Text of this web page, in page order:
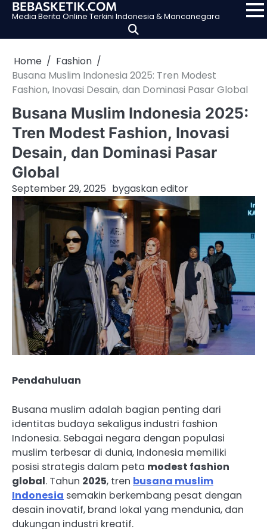
SkipBEBASKETIK.COM
Media Berita Online Terkini Indonesia & Mancanegara
Home
Fashion
Busana Muslim Indonesia 2025: Tren Modest
Fashion, Inovasi Desain, dan Dominasi Pasar Global
Busana Muslim Indonesia 2025:
Tren Modest Fashion, Inovasi
Desain, dan Dominasi Pasar
Global
September 29, 2025 bygaskan editor
Pendahuluan
Busana muslim adalah bagian penting dari
identitas budaya sekaligus industri fashion
Indonesia. Sebagai negara dengan populasi
muslim terbesar di dunia, Indonesia memiliki
posisi strategis dalam peta modest fashion
global. Tahun 2025, tren busana muslim
Indonesia semakin berkembang pesat dengan
desain inovatif, brand lokal yang mendunia, dan
dukungan industri kreatif.